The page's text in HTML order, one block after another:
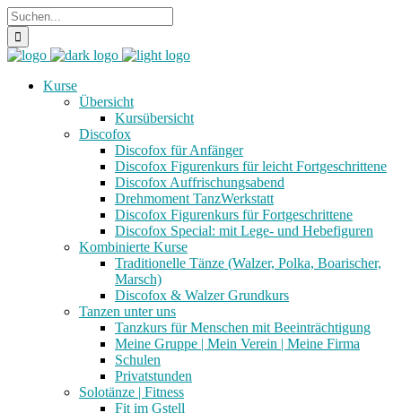
Kurse
Übersicht
Kursübersicht
Discofox
Discofox für Anfänger
Discofox Figurenkurs für leicht Fortgeschrittene
Discofox Auffrischungsabend
Drehmoment TanzWerkstatt
Discofox Figurenkurs für Fortgeschrittene
Discofox Special: mit Lege- und Hebefiguren
Kombinierte Kurse
Traditionelle Tänze (Walzer, Polka, Boarischer,
Marsch)
Discofox & Walzer Grundkurs
Tanzen unter uns
Tanzkurs für Menschen mit Beeinträchtigung
Meine Gruppe | Mein Verein | Meine Firma
Schulen
Privatstunden
Solotänze | Fitness
Fit im Gstell